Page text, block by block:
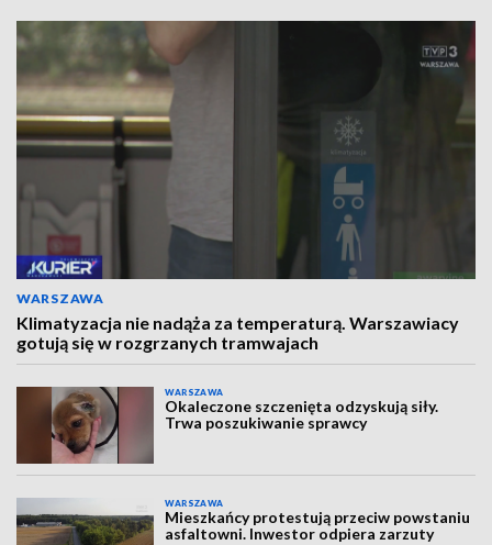
WARSZAWA
Klimatyzacja nie nadąża za temperaturą. Warszawiacy
gotują się w rozgrzanych tramwajach
WARSZAWA
Okaleczone szczenięta odzyskują siły.
Trwa poszukiwanie sprawcy
WARSZAWA
Mieszkańcy protestują przeciw powstaniu
asfaltowni. Inwestor odpiera zarzuty